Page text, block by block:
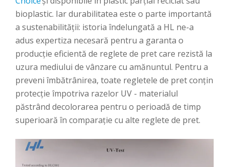
bioplastic. Iar durabilitatea este o parte importantă
a sustenabilității: istoria îndelungată a HL ne-a
adus expertiza necesară pentru a garanta o
producție eficientă de reglete de pret care rezistă la
uzura mediului de vânzare cu amănuntul. Pentru a
preveni îmbătrânirea, toate regletele de pret conțin
protecție împotriva razelor UV - materialul
păstrând decolorarea pentru o perioadă de timp
superioară în comparație cu alte reglete de pret.